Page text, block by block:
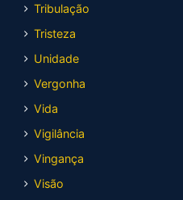
Tribulação
Tristeza
Unidade
Vergonha
Vida
Vigilância
Vingança
Visão